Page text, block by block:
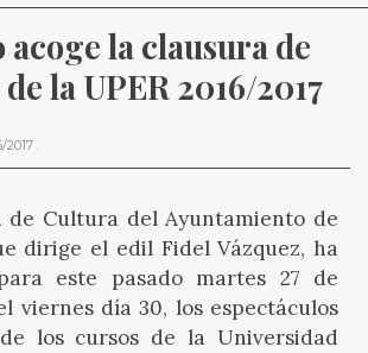
acoge la clausura de
la UPER 2016/2017
2017 .
de Cultura del Ayuntamiento de
dirige el edil Fidel Vázquez, ha
este pasado martes 27 de
viernes día 30, los espectáculos
los cursos de la Universidad